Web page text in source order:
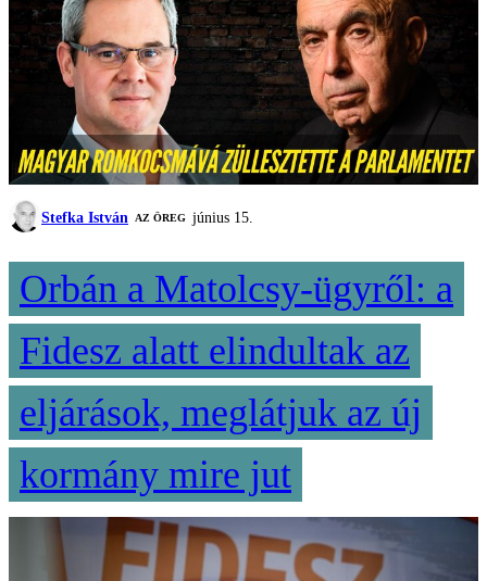
Stefka István AZ ÖREG június 15.
Orbán a Matolcsy-ügyről: a
Fidesz alatt elindultak az
eljárások, meglátjuk az új
kormány mire jut